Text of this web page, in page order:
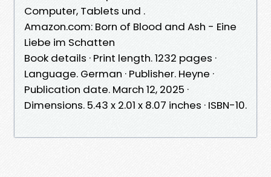
Computer, Tablets und .
Amazon.com: Born of Blood and Ash - Eine
Liebe im Schatten
Book details · Print length. 1232 pages ·
Language. German · Publisher. Heyne ·
Publication date. March 12, 2025 ·
Dimensions. 5.43 x 2.01 x 8.07 inches · ISBN-10.